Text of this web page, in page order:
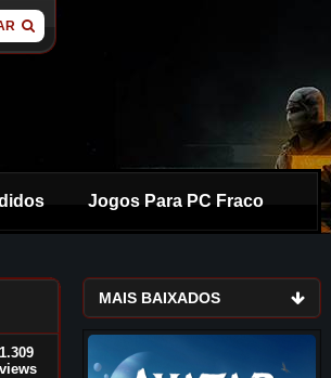
Jogos Para PC Fraco
1.309
views
MAIS BAIXADOS